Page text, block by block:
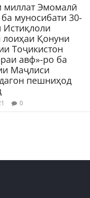
Эмомалӣ
муносибати 30-
Истиқлоли
лоиҳаи Қонуни
Тоҷикистон
авф»-ро ба
Маҷлиси
пешниҳод
0